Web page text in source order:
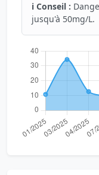
ℹ️ Conseil :
jusqu'à 50mg/L.